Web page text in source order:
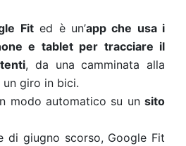
Fited è un’app che usa i
e tablet per tracciare il
, da una camminata alla
giro in bici.
modo automatico su un sito
di giugno scorso, Google Fit